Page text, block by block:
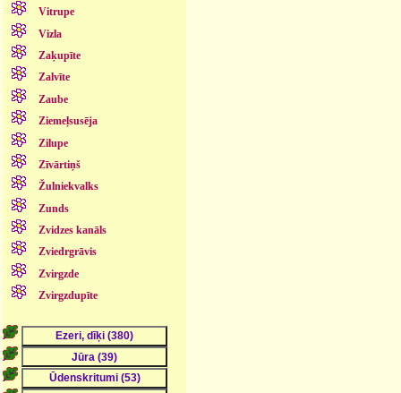
Vitrupe
Vizla
Zaķupīte
Zalvīte
Zaube
Ziemeļsusēja
Zilupe
Zīvārtiņš
Žulniekvalks
Zunds
Zvidzes kanāls
Zviedrgrāvis
Zvirgzde
Zvirgzdupīte